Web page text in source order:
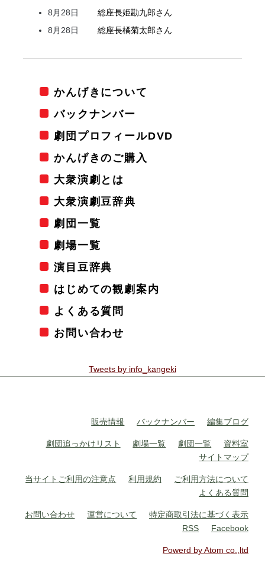
8月28日
総座長姫勘九郎さん
8月28日
総座長橘菊太郎さん
かんげきについて
バックナンバー
劇団プロフィールDVD
かんげきのご購入
大衆演劇とは
大衆演劇豆辞典
劇団一覧
劇場一覧
演目豆辞典
はじめての観劇案内
よくある質問
お問い合わせ
Tweets by info_kangeki
販売情報 バックナンバー 編集ブログ
劇団追っかけリスト 劇場一覧 劇団一覧
資料室
サイトマップ
当サイトご利用の注意点 利用規約
ご利用方法について
よくある質問
お問い合わせ 運営について
特定商取引法に基づく表示
RSS
Facebook
Powerd by Atom co.,ltd